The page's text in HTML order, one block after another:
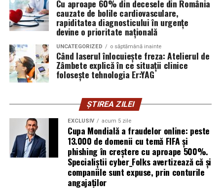
furnizor de hosting nu poate opri un utilizator să își
introducă parola pe o pagină clonată. În acel moment,
vigilența utilizatorului rămâne prima linie de apărare”,
explică Horațiu Șimon, Chief Technology Officer
cyber_Folks România.
Subiectul a fost semnalat și de FBI, care a inclus în
turneului, de la fraude online și furtul datelor până la
operațiuni de dezinformare.
Avertismentele publice s-au concentrat în principal
asupra fanilor și infrastructurii orașelor gazdă, însă
specialiștii atrag atenția că firmele pot fi afectate
inclusiv atunci când nu au nicio legătură directă cu
industria sportului, turismului sau vânzarea de bilete.
Cu aproape 60% din decesele din România
cauzate de bolile cardiovasculare,
rapiditatea diagnosticului în urgențe
devine o prioritate națională
UNCATEGORIZED o săptămână inainte
Când laserul înlocuiește freza: Atelierul de
Zâmbete explică în ce situații clinice
folosește tehnologia Er:YAG
ȘTIREA ZILEI
EXCLUSIV acum 5 zile
Cupa Mondială a fraudelor online: peste
13.000 de domenii cu temă FIFA și
phishing în creștere cu aproape 500%.
Specialiștii cyber_Folks avertizează că și
companiile sunt expuse, prin conturile
angajaților